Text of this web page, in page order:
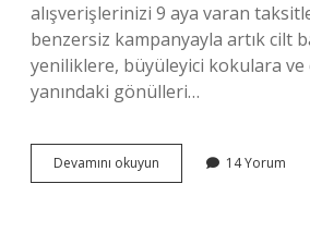
alışverişlerinizi 9 aya varan
benzersiz kampanyayla artık cilt
yeniliklere, büyüleyici kokulara
yanındaki gönülleri…
Devamını okuyun
Düğün
14 Yorum